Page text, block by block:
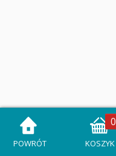
POWRÓT
0
KOSZYK